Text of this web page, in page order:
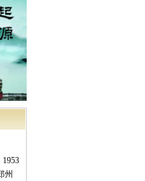
州